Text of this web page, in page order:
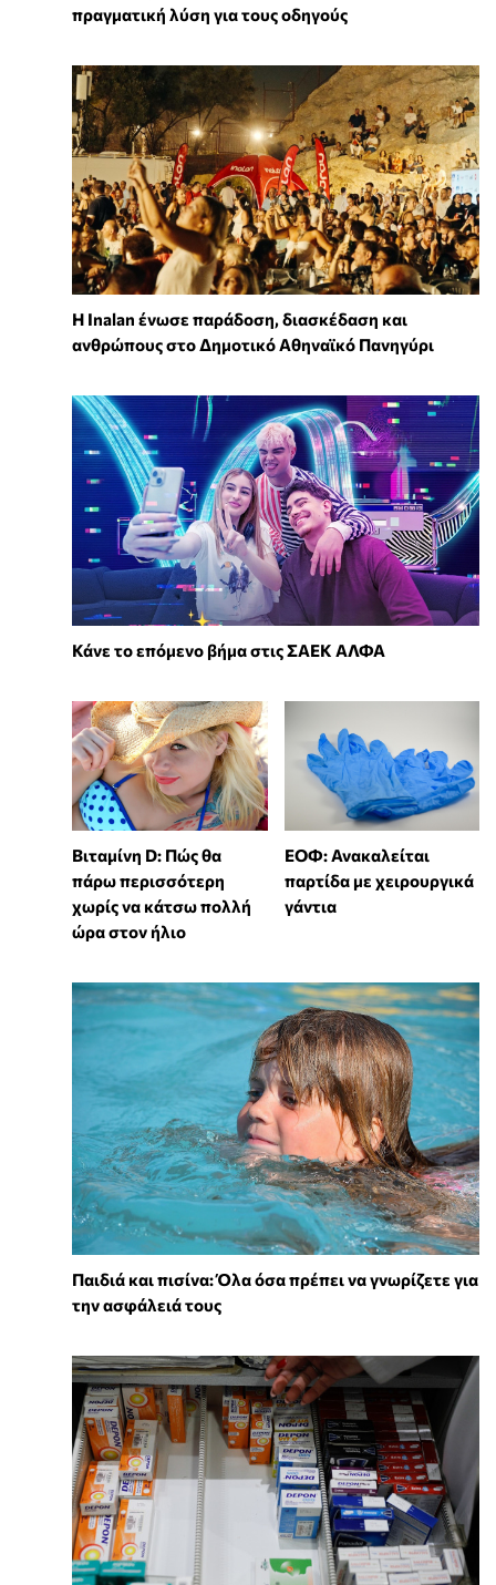
πραγματική λύση για τους οδηγούς
Η Inalan ένωσε παράδοση, διασκέδαση και
ανθρώπους στο Δημοτικό Αθηναϊκό Πανηγύρι
Κάνε το επόμενο βήμα στις ΣΑΕΚ ΑΛΦΑ
Βιταμίνη D: Πώς θα
πάρω περισσότερη
χωρίς να κάτσω πολλή
ώρα στον ήλιο
ΕΟΦ: Ανακαλείται
παρτίδα με χειρουργικά
γάντια
Παιδιά και πισίνα: Όλα όσα πρέπει να γνωρίζετε για
την ασφάλειά τους